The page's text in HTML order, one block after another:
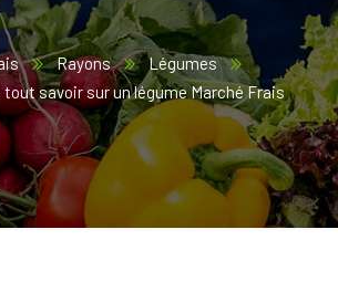
Rayons
Légumes
savoir sur un légume Marché Frais